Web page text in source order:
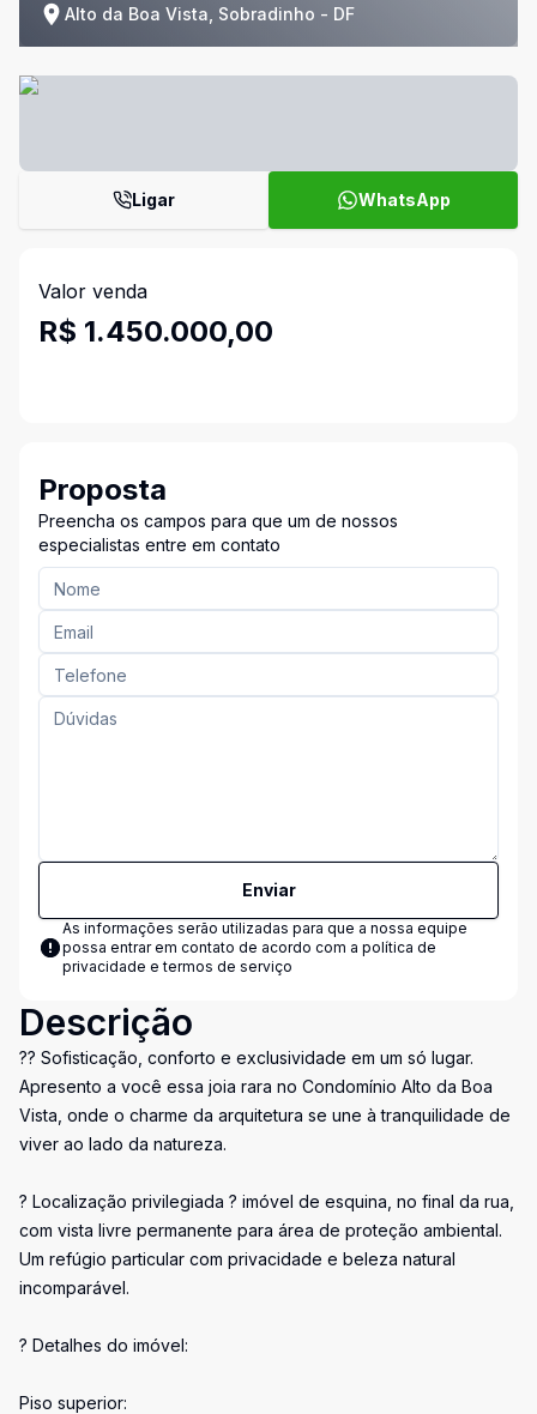
Alto da Boa Vista, Sobradinho - DF
Ligar WhatsApp
Valor venda
R$ 1.450.000,00
Proposta
Preencha os campos para que um de nossos
especialistas entre em contato
Enviar
As informações serão utilizadas para que a nossa equipe
possa entrar em contato de acordo com a política de
privacidade e termos de serviço
Descrição
?? Sofisticação, conforto e exclusividade em um só lugar.
Apresento a você essa joia rara no Condomínio Alto da Boa
Vista, onde o charme da arquitetura se une à tranquilidade de
viver ao lado da natureza.
? Localização privilegiada ? imóvel de esquina, no final da rua,
com vista livre permanente para área de proteção ambiental.
Um refúgio particular com privacidade e beleza natural
incomparável.
? Detalhes do imóvel:
Piso superior: